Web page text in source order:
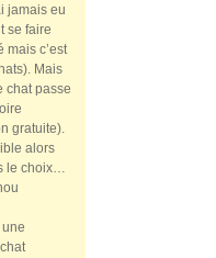
jamais eu
se faire
mais c’est
Mais
chat passe
gratuite).
alors
le choix…